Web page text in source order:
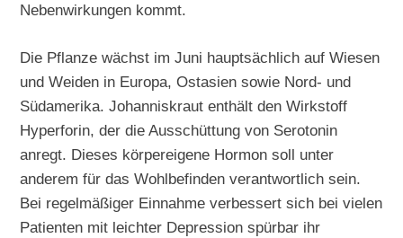
Nebenwirkungen kommt.
Die Pflanze wächst im Juni hauptsächlich auf Wiesen
und Weiden in Europa, Ostasien sowie Nord- und
Südamerika. Johanniskraut enthält den Wirkstoff
Hyperforin, der die Ausschüttung von Serotonin
anregt. Dieses körpereigene Hormon soll unter
anderem für das Wohlbefinden verantwortlich sein.
Bei regelmäßiger Einnahme verbessert sich bei vielen
Patienten mit leichter Depression spürbar ihr